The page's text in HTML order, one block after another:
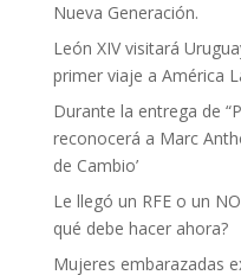
Nueva Generación.
León XIV visitará
primer viaje a América
Durante la entrega de
reconocerá a Marc
de Cambio’
Le llegó un RFE o un
qué debe hacer ahora?
Mujeres embarazadas